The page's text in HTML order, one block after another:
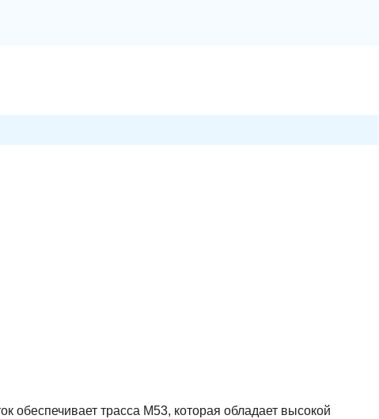
обеспечивает трасса М53, которая обладает высокой